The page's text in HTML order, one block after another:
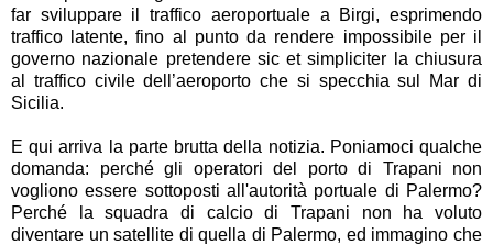
far sviluppare il traffico aeroportuale a Birgi, esprimendo
traffico latente, fino al punto da rendere impossibile per il
governo nazionale pretendere sic et simpliciter la chiusura
al traffico civile dell’aeroporto che si specchia sul Mar di
Sicilia.
E qui arriva la parte brutta della notizia. Poniamoci qualche
domanda: perché gli operatori del porto di Trapani non
vogliono essere sottoposti all'autorità portuale di Palermo?
Perché la squadra di calcio di Trapani non ha voluto
diventare un satellite di quella di Palermo, ed immagino che